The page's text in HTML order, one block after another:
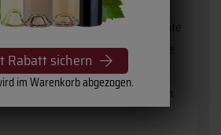
Rabatt sichern
im Warenkorb abgezogen.
(Zwischen Cannes und Aix-en-
Côtes de Provence Sainte
Mont Victoire. Karge, steinige
mit guter Drainage, sowie
beeinflusstes Klima zeichnen